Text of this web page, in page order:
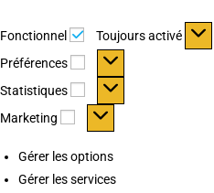
Fonctionnel Fonctionnel
Toujours activé
Préférences
Préférences
Statistiques Statistiques
Marketing Marketing
Gérer les options
Gérer les services